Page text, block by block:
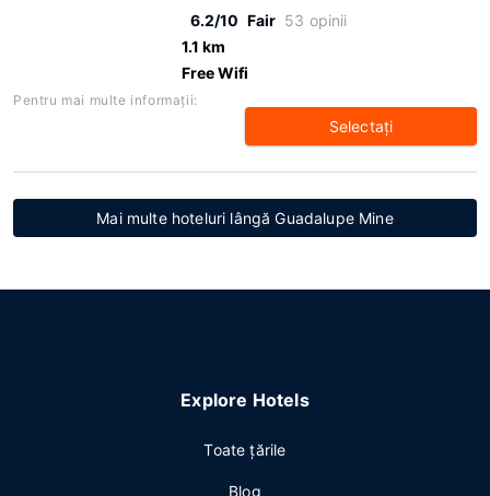
6.2/10 Fair 53 opinii
1.1 km
Free Wifi
Pentru mai multe informaţii:
Selectaţi
Mai multe hoteluri lângă Guadalupe Mine
Explore Hotels
Toate ţările
Blog